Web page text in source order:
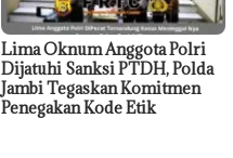
Lima Oknum Anggota Polri
Dijatuhi Sanksi PTDH, Polda
Jambi Tegaskan Komitmen
Penegakan Kode Etik